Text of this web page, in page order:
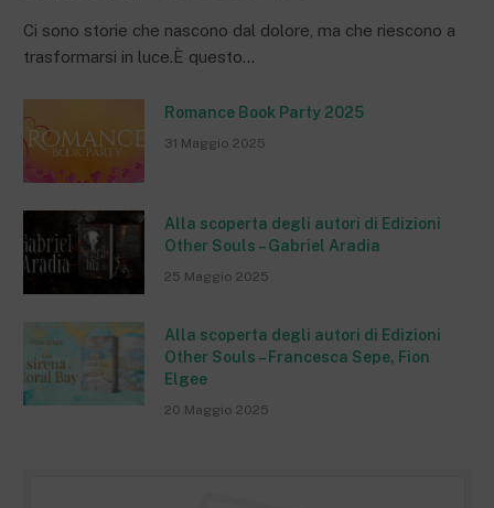
Ci sono storie che nascono dal dolore, ma che riescono a
trasformarsi in luce.È questo…
Romance Book Party 2025
31 Maggio 2025
Alla scoperta degli autori di Edizioni
Other Souls – Gabriel Aradia
25 Maggio 2025
Alla scoperta degli autori di Edizioni
Other Souls – Francesca Sepe, Fion
Elgee
20 Maggio 2025